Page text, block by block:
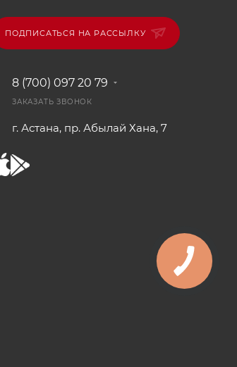
ПОДПИСАТЬСЯ НА РАССЫЛКУ
8 (700) 097 20 79
ЗАКАЗАТЬ ЗВОНОК
г. Астана, пр. Абылай Хана, 7